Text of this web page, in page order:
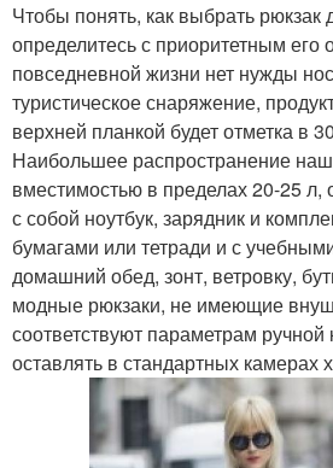
Чтобы понять, как выбрать рюкзак
определитесь с приоритетным его
повседневной жизни нет нужды
туристическое снаряжение,
верхней планкой будет отметка в
Наибольшее распространение
вместимостью в пределах 20-25 л,
с собой ноутбук, зарядник и
бумагами или тетради и с
домашний обед, зонт, ветровку,
модные рюкзаки, не имеющие
соответствуют параметрам
оставлять в стандартных камерах